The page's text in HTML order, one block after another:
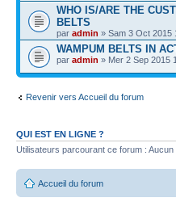
WHO IS/ARE THE
BELTS
par admin » Sam 3 Oct 2015
WAMPUM BELTS IN
par admin » Mer 2 Sep 2015
Revenir vers Accueil du forum
QUI EST EN LIGNE ?
Utilisateurs parcourant ce forum :
Accueil du forum